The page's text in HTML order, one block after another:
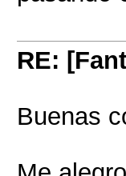
RE:
Buenas